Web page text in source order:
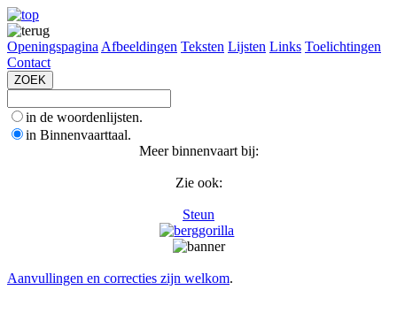
Openingspagina Afbeeldingen Teksten Lijsten Links Toelichtingen
Contact
in de woordenlijsten.
in Binnenvaarttaal.
Meer binnenvaart bij:
Zie ook:
Steun
Aanvullingen en correcties zijn welkom.